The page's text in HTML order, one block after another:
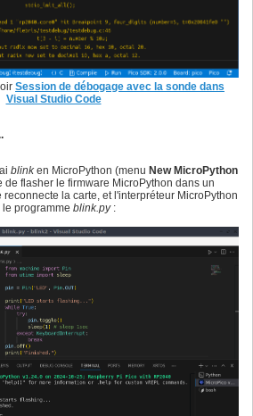
Session de débogage avec la sonde dans
Visual Studio Code
blinken MicroPython (menu New MicroPython
de flasher le firmware MicroPython dans un
la carte, et l'interpréteur MicroPython
programme blink.py: